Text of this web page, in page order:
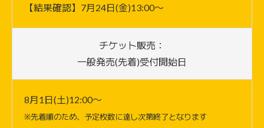
【結果確認】7月24日(金)13:00〜
チケット販売：
一般発売(先着)受付開始日
8月1日(土)12:00〜
※先着順のため、予定枚数に達し次第終了となります